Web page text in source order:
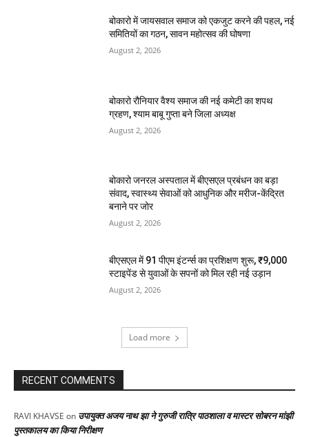
बोकारो में जायसवाल समाज को एकजुट करने की पहल, नई
समितियों का गठन, सावन महोत्सव की घोषणा
August 2, 2026
बोकारो रौनियार वैश्य समाज की नई कमेटी का शपथ
ग्रहण, श्याम बाबू गुप्ता बने जिला अध्यक्ष
August 2, 2026
बोकारो जनरल अस्पताल में बीएसएल प्रबंधन का बड़ा
संवाद, स्वास्थ्य सेवाओं को आधुनिक और मरीज-केंद्रित
बनाने पर जोर
August 2, 2026
बीएसएल में 91 पीएम इंटर्न्स का प्रशिक्षण शुरू, ₹9,000
स्टाइपेंड से युवाओं के सपनों को मिल रही नई उड़ान
August 2, 2026
Load more
RECENT COMMENTS
RAVI KHAVSE on उपायुक्त अजय नाथ झा ने गुरुजी रात्रि पाठशाला व मास्टर सोबरन मांझी
पुस्तकालय का किया निरीक्षण